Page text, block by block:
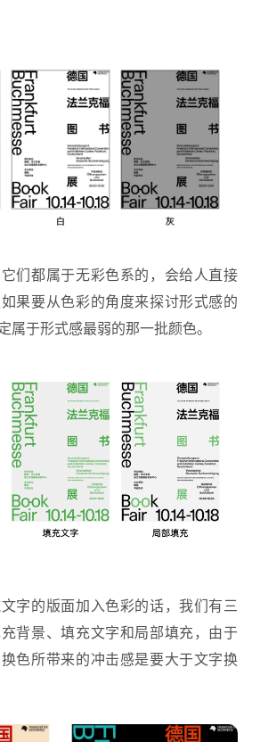
们都属于无彩色系的，会给人直接
果要从色彩的角度来探讨形式感的
属于形式感最弱的那一批颜色。
字的版面加入色彩的话，我们有三
背景、填充文字和局部填充，由于
色所带来的冲击感是要大于文字换